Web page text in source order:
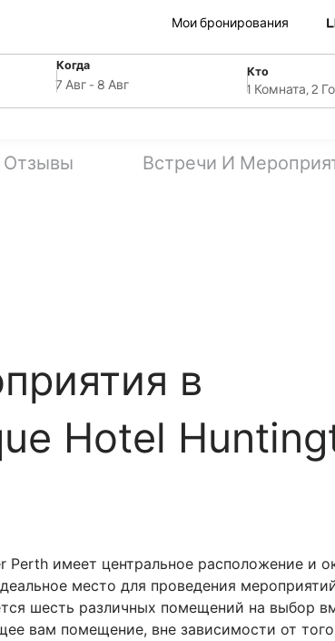
Мои бронирования
Когда
SelectDate
7 Авг- 8 Авг
Кто
Username
1 Комната, 2
Отзывы Встречи И
в
Hotel
имеет центральное расположение и
место для проведения
шесть различных помещений на выбор
вам помещение, вне зависимости от